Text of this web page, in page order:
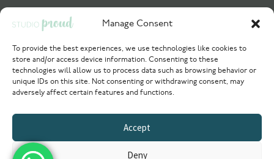
Manage Consent
To provide the best experiences, we use technologies like cookies to
store and/or access device information. Consenting to these
technologies will allow us to process data such as browsing behavior or
unique IDs on this site. Not consenting or withdrawing consent, may
adversely affect certain features and functions.
Accept
Deny
Login / Register
Probeer nu
© 2021 Studioproud. All rights reserved.
Powered by